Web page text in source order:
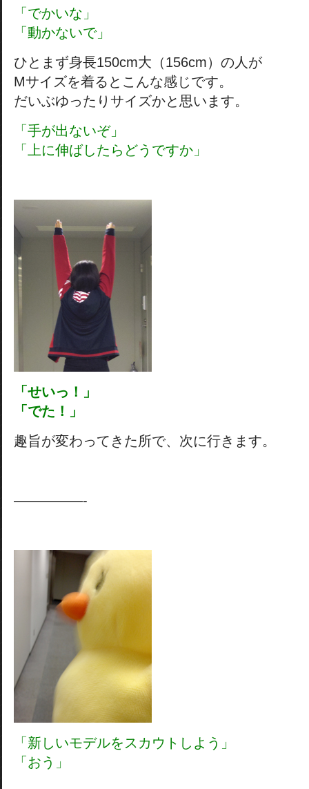
「でかいな」
「動かないで」
ひとまず身長150cm大（156cm）の人が
Mサイズを着るとこんな感じです。
だいぶゆったりサイズかと思います。
「手が出ないぞ」
「上に伸ばしたらどうですか」
「せいっ！」
「でた！」
趣旨が変わってきた所で、次に行きます。
—————-
「新しいモデルをスカウトしよう」
「おう」